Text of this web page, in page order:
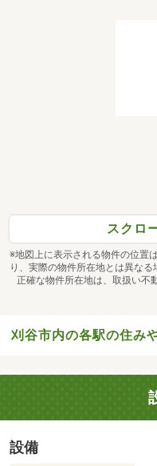
スクロ
※地図上に表示される物件の位置
り、実際の物件所在地とは異なる
正確な物件所在地は、取扱い不
刈谷市内の各駅の住み
設備